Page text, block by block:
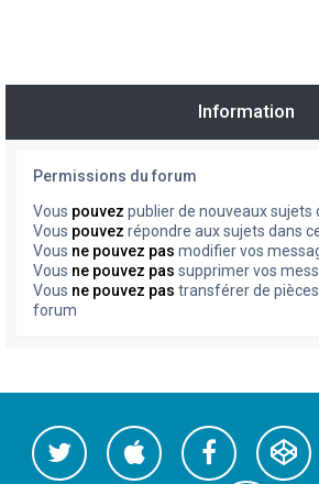
Information
Permissions du forum
Vous pouvez publier de nouveaux sujets
Vous pouvez répondre aux sujets dans
Vous ne pouvez pas modifier vos
Vous ne pouvez pas supprimer vos
Vous ne pouvez pas transférer de
forum